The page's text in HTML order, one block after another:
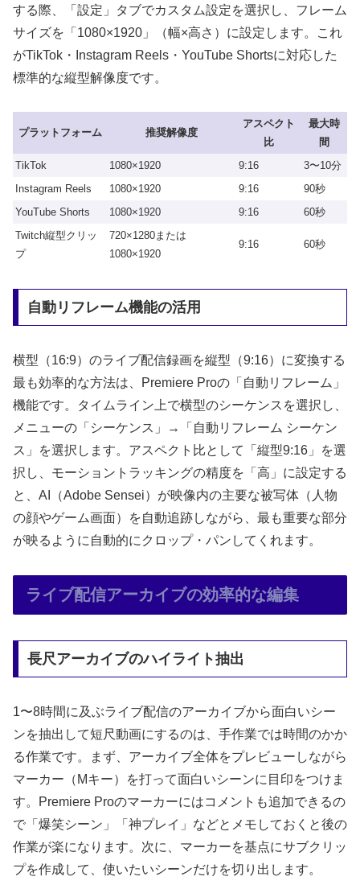
する際、「設定」タブでカスタム設定を選択し、フレーム
サイズを「1080×1920」（幅×高さ）に設定します。これ
がTikTok・Instagram Reels・YouTube Shortsに対応した
標準的な縦型解像度です。
プラットフォーム 推奨解像度
アスペクト
比
最大時
間
TikTok
1080×1920 9:16
3〜10分
Instagram Reels
1080×1920 9:16
90秒
YouTube Shorts
1080×1920 9:16
60秒
Twitch縦型クリッ
プ
720×1280または
1080×1920
9:16 60秒
自動リフレーム機能の活用
横型（16:9）のライブ配信録画を縦型（9:16）に変換する
最も効率的な方法は、Premiere Proの「自動リフレーム」
機能です。タイムライン上で横型のシーケンスを選択し、
メニューの「シーケンス」→「自動リフレーム シーケン
ス」を選択します。アスペクト比として「縦型9:16」を選
択し、モーショントラッキングの精度を「高」に設定する
と、AI（Adobe Sensei）が映像内の主要な被写体（人物
の顔やゲーム画面）を自動追跡しながら、最も重要な部分
が映るように自動的にクロップ・パンしてくれます。
ライブ配信アーカイブの効率的な編集
長尺アーカイブのハイライト抽出
1〜8時間に及ぶライブ配信のアーカイブから面白いシー
ンを抽出して短尺動画にするのは、手作業では時間のかか
る作業です。まず、アーカイブ全体をプレビューしながら
マーカー（Mキー）を打って面白いシーンに目印をつけま
す。Premiere Proのマーカーにはコメントも追加できるの
で「爆笑シーン」「神プレイ」などとメモしておくと後の
作業が楽になります。次に、マーカーを基点にサブクリッ
プを作成して、使いたいシーンだけを切り出します。